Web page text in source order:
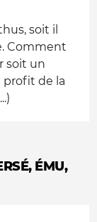
soit il
Comment
soit un
profit de la
ÉMU,